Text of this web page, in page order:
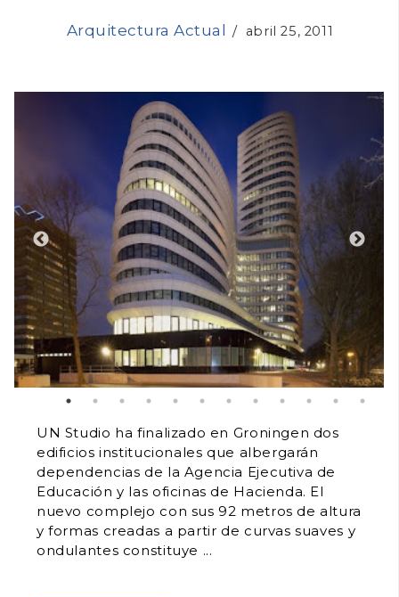
Arquitectura Actual /abril 25, 2011
UN Studio ha finalizado en Groningen dos
edificios institucionales que albergarán
dependencias de la Agencia Ejecutiva de
Educación y las oficinas de Hacienda. El
nuevo complejo con sus 92 metros de altura
y formas creadas a partir de curvas suaves y
ondulantes constituye